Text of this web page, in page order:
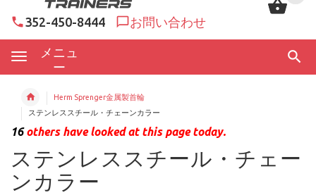
352-450-8444 お問い合わせ
メニュ
ー
Herm Sprenger金属製首輪
ステンレススチール・チェーンカラー
16others have looked at this page today.
ステンレススチール・チェー
ンカラー